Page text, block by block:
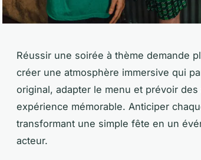
Réussir une soirée à thème demande
créer une atmosphère immersive qui
original, adapter le menu et prévoir
expérience mémorable. Anticiper
transformant une simple fête en un
acteur.